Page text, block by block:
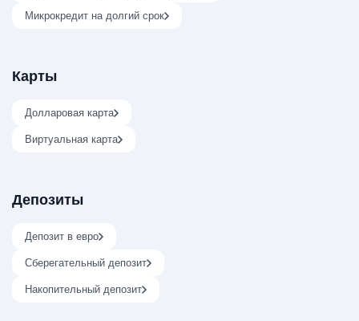
Микрокредит на долгий срок
Карты
Долларовая карта
Виртуальная карта
Депозиты
Депозит в евро
Сберегательный депозит
Накопительный депозит